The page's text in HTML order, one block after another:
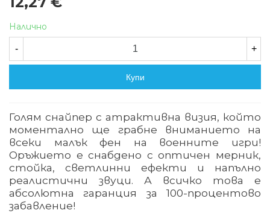
Налично
- +
Купи
Голям снайпер с атрактивна визия, който
моментално ще грабне вниманието на
всеки малък фен на военните игри!
Оръжието е снабдено с оптичен мерник,
стойка, светлинни ефекти и напълно
реалистични звуци. А всичко това е
абсолютна гаранция за 100-процентово
забавление!